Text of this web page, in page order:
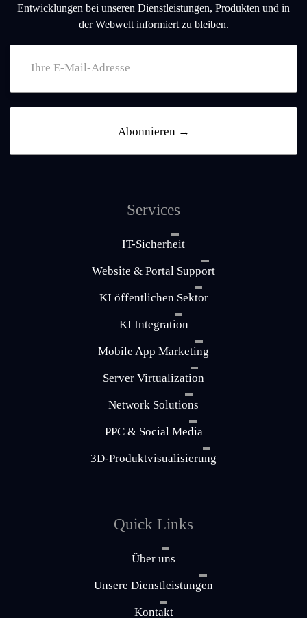
Entwicklungen bei unseren Dienstleistungen, Produkten und in
der Webwelt informiert zu bleiben.
Services
IT-Sicherheit
Website & Portal Support
KI öffentlichen Sektor
KI Integration
Mobile App Marketing
Server Virtualization
Network Solutions
PPC & Social Media
3D-Produktvisualisierung
Quick Links
Über uns
Unsere Dienstleistungen
Kontakt